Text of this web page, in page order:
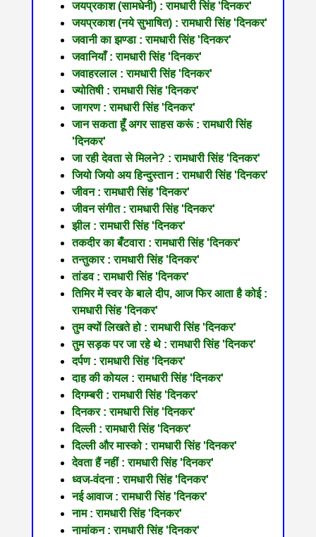
जयप्रकाश (सामधेनी) : रामधारी सिंह 'दिनकर'
जयप्रकाश (नये सुभाषित) : रामधारी सिंह 'दिनकर'
जवानी का झण्डा : रामधारी सिंह 'दिनकर'
जवानियाँ : रामधारी सिंह 'दिनकर'
जवाहरलाल : रामधारी सिंह 'दिनकर'
ज्योतिषी : रामधारी सिंह 'दिनकर'
जागरण : रामधारी सिंह 'दिनकर'
जान सकता हूँ अगर साहस करूं : रामधारी सिंह
'दिनकर'
जा रही देवता से मिलने? : रामधारी सिंह 'दिनकर'
जियो जियो अय हिन्दुस्तान : रामधारी सिंह 'दिनकर'
जीवन : रामधारी सिंह 'दिनकर'
जीवन संगीत : रामधारी सिंह 'दिनकर'
झील : रामधारी सिंह 'दिनकर'
तकदीर का बँटवारा : रामधारी सिंह 'दिनकर'
तन्तुकार : रामधारी सिंह 'दिनकर'
तांडव : रामधारी सिंह 'दिनकर'
तिमिर में स्वर के बाले दीप, आज फिर आता है कोई :
रामधारी सिंह 'दिनकर'
तुम क्यों लिखते हो : रामधारी सिंह 'दिनकर'
तुम सड़क पर जा रहे थे : रामधारी सिंह 'दिनकर'
दर्पण : रामधारी सिंह 'दिनकर'
दाह की कोयल : रामधारी सिंह 'दिनकर'
दिगम्बरी : रामधारी सिंह 'दिनकर'
दिनकर : रामधारी सिंह 'दिनकर'
दिल्ली : रामधारी सिंह 'दिनकर'
दिल्ली और मास्को : रामधारी सिंह 'दिनकर'
देवता हैं नहीं : रामधारी सिंह 'दिनकर'
ध्वज-वंदना : रामधारी सिंह 'दिनकर'
नई आवाज : रामधारी सिंह 'दिनकर'
नाम : रामधारी सिंह 'दिनकर'
नामांकन : रामधारी सिंह 'दिनकर'